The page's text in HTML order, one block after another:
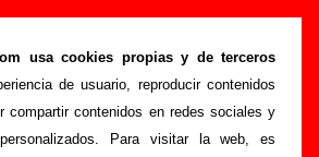
usa cookies propias y de terceros
de usuario, reproducir contenidos
compartir contenidos en redes sociales y
Para visitar la web, es
sueños - Tributo a Antonio
- Varios grupos
>Discos de 2010
- Tributo a Antonio Vega